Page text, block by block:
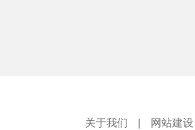
关于我们 | 网站建设